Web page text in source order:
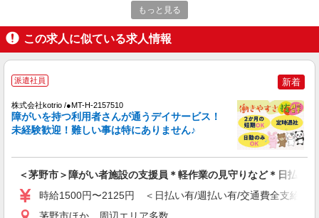
軍資金も即ゲット◎
時給1500円〜2125円 ＜日払い有/週払い有/交
通費全支給(ガソリン代含む)＞
茅野市
派遣社員
株式会社kotrio /●MT-H-2067094
NEW
茅野市≫家庭的でこぢんまりしたグルホ＊家
時給1500円〜2125円 ＜日払い有/週払い有/交
通費全支給(ガソリン代含む)＞
茅野市ほか 周辺エリア多数
もっと見る
この求人に似ている求人情報
派遣社員 新着
株式会社kotrio /●MT-H-2157510
障がいを持つ利用者さんが通うデイサービス！
未経験歓迎！難しい事は特にありません♪
＜茅野市＞障がい者施設の支援員＊軽作業の見守りなど＊日払い
時給1500円〜2125円 ＜日払い有/週払い有/交通費全支給(ガ